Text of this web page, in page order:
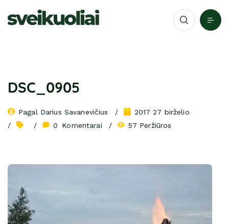
DSC_0905
Pagal Darius Savanevičius
2017 27 birželio
0
Komentarai 57 Peržiūros